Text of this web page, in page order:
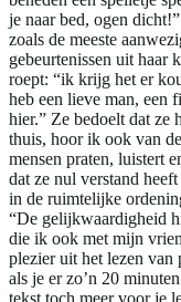
je naar bed, ogen
zoals de meeste
gebeurtenissen uit haar
roept: “ik krijg het er
heb een lieve man, een
hier.” Ze bedoelt dat ze
thuis, hoor ik ook van
mensen praten, luistert
dat ze nul verstand
in de ruimtelijke
“De gelijkwaardigheid
die ik ook met mijn
plezier uit het lezen van
als je er zo’n 20
tekst toch meer voor je